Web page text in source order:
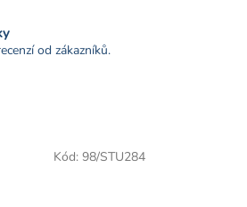
od zákazníků.
Kód: 98/STU284